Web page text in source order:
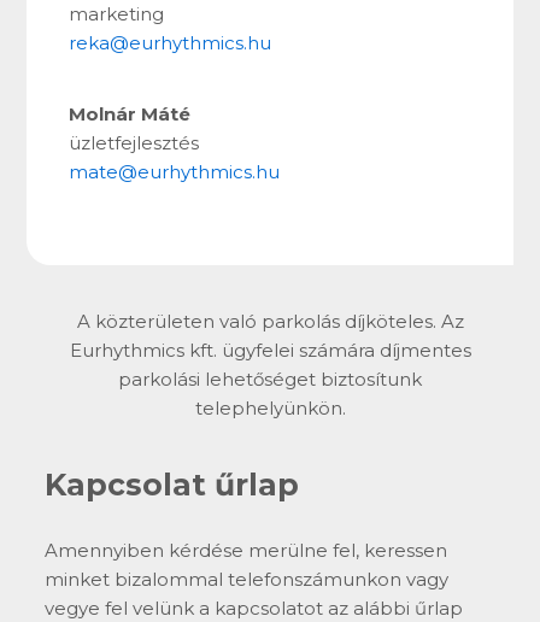
marketing
reka@eurhythmics.hu
Molnár Máté
üzletfejlesztés
mate@eurhythmics.hu
A közterületen való parkolás díjköteles. Az
Eurhythmics kft. ügyfelei számára díjmentes
parkolási lehetőséget biztosítunk
telephelyünkön.
Kapcsolat űrlap
űrlap
Amennyiben kérdése merülne fel, keressen
minket bizalommal telefonszámunkon vagy
vegye fel velünk a kapcsolatot az alábbi űrlap